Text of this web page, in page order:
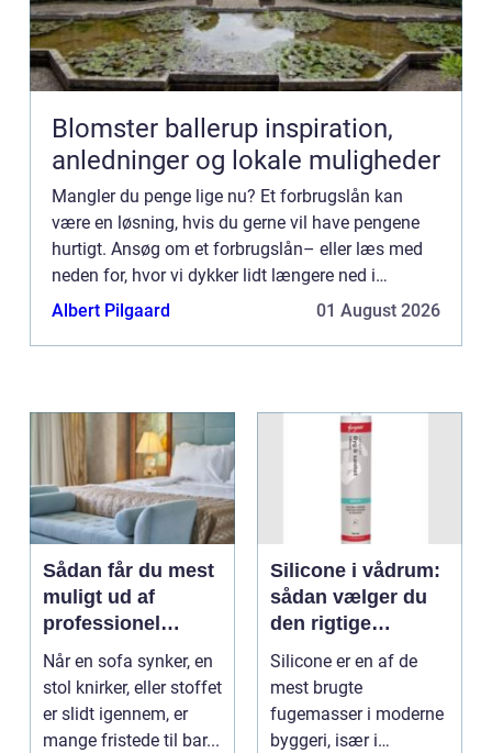
Blomster ballerup inspiration,
anledninger og lokale muligheder
Mangler du penge lige nu? Et forbrugslån kan
være en løsning, hvis du gerne vil have pengene
hurtigt. Ansøg om et forbrugslån– eller læs med
neden for, hvor vi dykker lidt længere ned i
begrebet forbrugslån. I denne artikel giver vi dig et
Albert Pilgaard 01 August 2026
Sådan får du mest
muligt ud af
professionel
møbelpolstring
Når en sofa synker, en
stol knirker, eller stoffet
er slidt igennem, er
mange fristede til bar...
Silicone i vådrum:
sådan vælger du
den rigtige
fugemasse
Silicone er en af de
mest brugte
fugemasser i moderne
byggeri, især i